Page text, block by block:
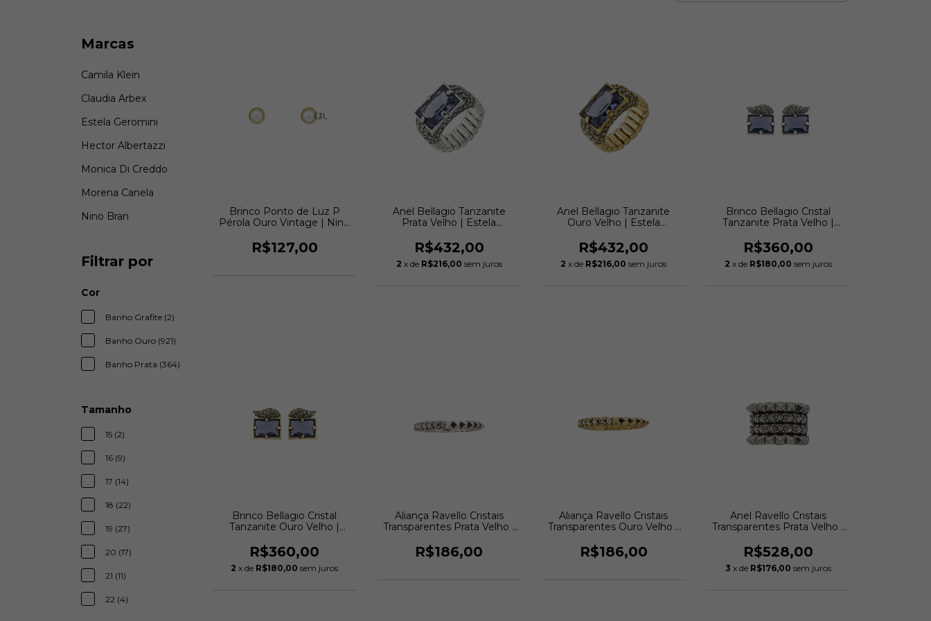
Marcas
Camila Klein
Claudia Arbex
Estela Geromini
Hector Albertazzi
Monica Di Creddo
Morena Canela
Nino Bran
Filtrar por
Cor
Banho Grafite (2)
Banho Ouro (921)
Banho Prata (364)
Tamanho
15 (2)
16 (9)
17 (14)
18 (22)
19 (27)
20 (17)
21 (11)
22 (4)
Brinco Ponto de Luz P
Pérola Ouro Vintage | Nino
R$127,00
Anel Bellagio Tanzanite
Prata Velho | Estela
R$432,00
2 x de R$216,00 sem juros
Anel Bellagio Tanzanite
Ouro Velho | Estela
R$432,00
2 x de R$216,00 sem juros
Brinco Bellagio Cristal
Tanzanite Prata Velho |
R$360,00
2 x de R$180,00 sem juros
Brinco Bellagio Cristal
Tanzanite Ouro Velho |
R$360,00
2 x de R$180,00 sem juros
Aliança Ravello Cristais
Transparentes Prata Velho |
R$186,00
Aliança Ravello Cristais
Transparentes Ouro Velho |
R$186,00
Anel Ravello Cristais
Transparentes Prata Velho |
R$528,00
3 x de R$176,00 sem juros